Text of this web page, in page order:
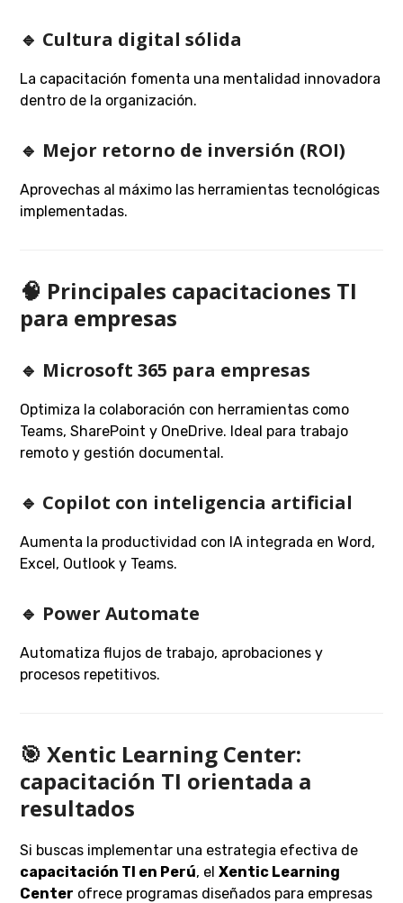
🔹 Cultura digital sólida
La capacitación fomenta una mentalidad innovadora
dentro de la organización.
🔹 Mejor retorno de inversión (ROI)
Aprovechas al máximo las herramientas tecnológicas
implementadas.
🧠 Principales capacitaciones TI
para empresas
🔹 Microsoft 365 para empresas
Optimiza la colaboración con herramientas como
Teams, SharePoint y OneDrive. Ideal para trabajo
remoto y gestión documental.
🔹 Copilot con inteligencia artificial
Aumenta la productividad con IA integrada en Word,
Excel, Outlook y Teams.
🔹 Power Automate
Automatiza flujos de trabajo, aprobaciones y
procesos repetitivos.
🎯 Xentic Learning Center:
capacitación TI orientada a
resultados
Si buscas implementar una estrategia efectiva de
capacitación TI en Perú, elXentic Learning
Center ofrece programas diseñados para empresas